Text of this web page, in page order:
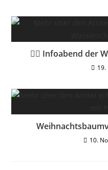
👮‍♀️ Infoabend der
10.